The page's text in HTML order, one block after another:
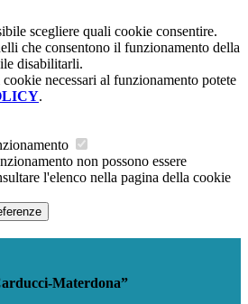
scegliere quali cookie consentire.
che consentono il funzionamento della
disabilitarli.
necessari al funzionamento potete
.
non possono essere
l'elenco nella pagina della cookie
Materdona”